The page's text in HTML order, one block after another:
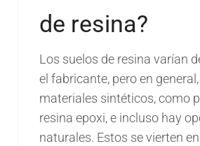
de resina?
Los suelos de resina varían
el fabricante, pero en
materiales sintéticos, como
resina epoxi, e incluso hay
naturales. Estos se vierten